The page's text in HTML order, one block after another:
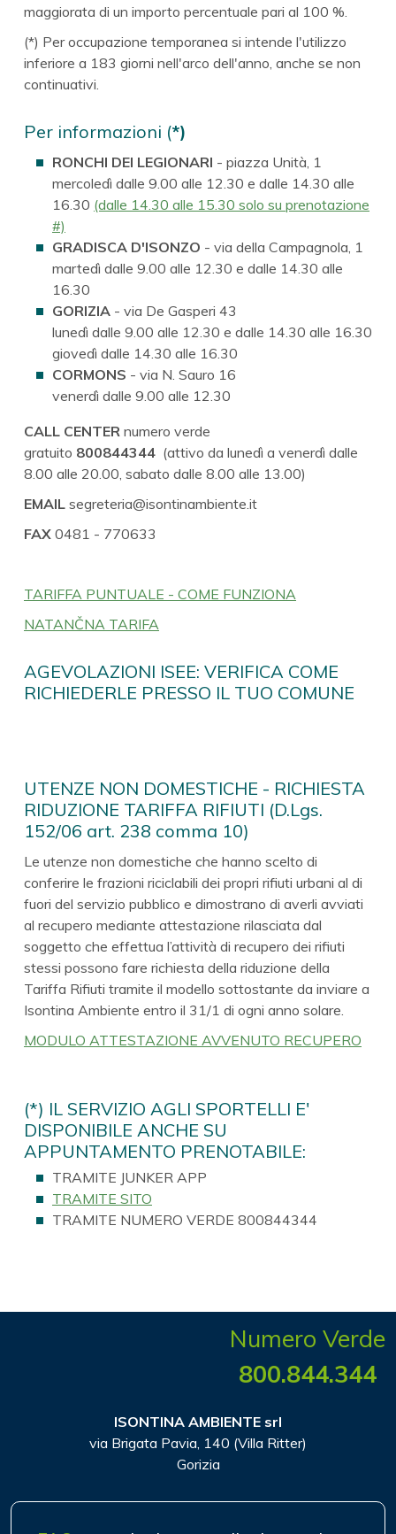
maggiorata di un importo percentuale pari al 100 %.
(*) Per occupazione temporanea si intende l'utilizzo
inferiore a 183 giorni nell'arco dell'anno, anche se non
continuativi.
Per informazioni (*)
RONCHI DEI LEGIONARI - piazza Unità, 1
mercoledì dalle 9.00 alle 12.30 e dalle 14.30 alle
16.30 (dalle 14.30 alle 15.30 solo su prenotazione
#)
GRADISCA D'ISONZO - via della Campagnola, 1
martedì dalle 9.00 alle 12.30 e dalle 14.30 alle
16.30
GORIZIA - via De Gasperi 43
lunedì dalle 9.00 alle 12.30 e dalle 14.30 alle 16.30
giovedì dalle 14.30 alle 16.30
CORMONS - via N. Sauro 16
venerdì dalle 9.00 alle 12.30
CALL CENTER numero verde
gratuito 800844344 (attivo da lunedì a venerdì dalle
8.00 alle 20.00, sabato dalle 8.00 alle 13.00)
EMAIL segreteria@isontinambiente.it
FAX 0481 - 770633
TARIFFA PUNTUALE - COME FUNZIONA
NATANČNA TARIFA
AGEVOLAZIONI ISEE: VERIFICA COME
RICHIEDERLE PRESSO IL TUO COMUNE
UTENZE NON DOMESTICHE - RICHIESTA
RIDUZIONE TARIFFA RIFIUTI (D.Lgs.
152/06 art. 238 comma 10)
Le utenze non domestiche che hanno scelto di
conferire le frazioni riciclabili dei propri rifiuti urbani al di
fuori del servizio pubblico e dimostrano di averli avviati
al recupero mediante attestazione rilasciata dal
soggetto che effettua l’attività di recupero dei rifiuti
stessi possono fare richiesta della riduzione della
Tariffa Rifiuti tramite il modello sottostante da inviare a
Isontina Ambiente entro il 31/1 di ogni anno solare.
MODULO ATTESTAZIONE AVVENUTO RECUPERO
(*) IL SERVIZIO AGLI SPORTELLI E'
DISPONIBILE ANCHE SU
APPUNTAMENTO PRENOTABILE:
TRAMITE JUNKER APP
TRAMITE SITO
TRAMITE NUMERO VERDE 800844344
Numero Verde
800.844.344
ISONTINA AMBIENTE srl
via Brigata Pavia, 140 (Villa Ritter)
Gorizia